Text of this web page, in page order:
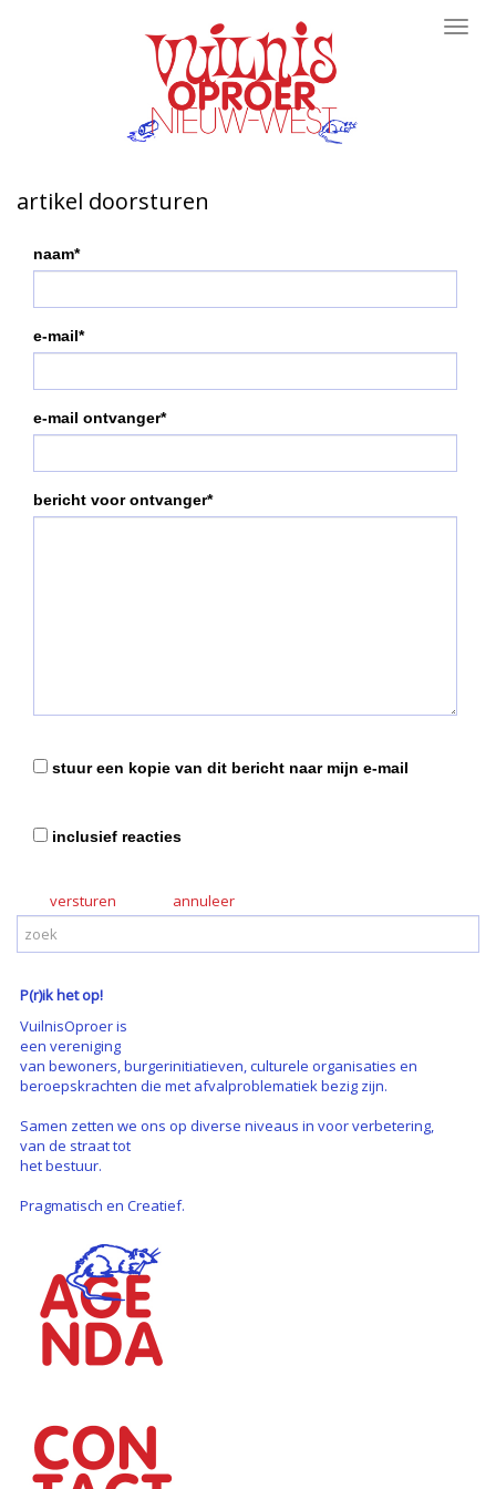
artikel doorsturen
naam*
e-mail*
e-mail ontvanger*
bericht voor ontvanger*
stuur een kopie van dit bericht naar mijn e-mail
inclusief reacties
versturen
P(r)ik het op!
VuilnisOproer is
een vereniging
van bewoners, burgerinitiatieven, culturele organisaties en
beroepskrachten die met afvalproblematiek bezig zijn.
Samen zetten we ons op diverse niveaus in voor verbetering,
van de straat tot
het bestuur.
Pragmatisch en Creatief.